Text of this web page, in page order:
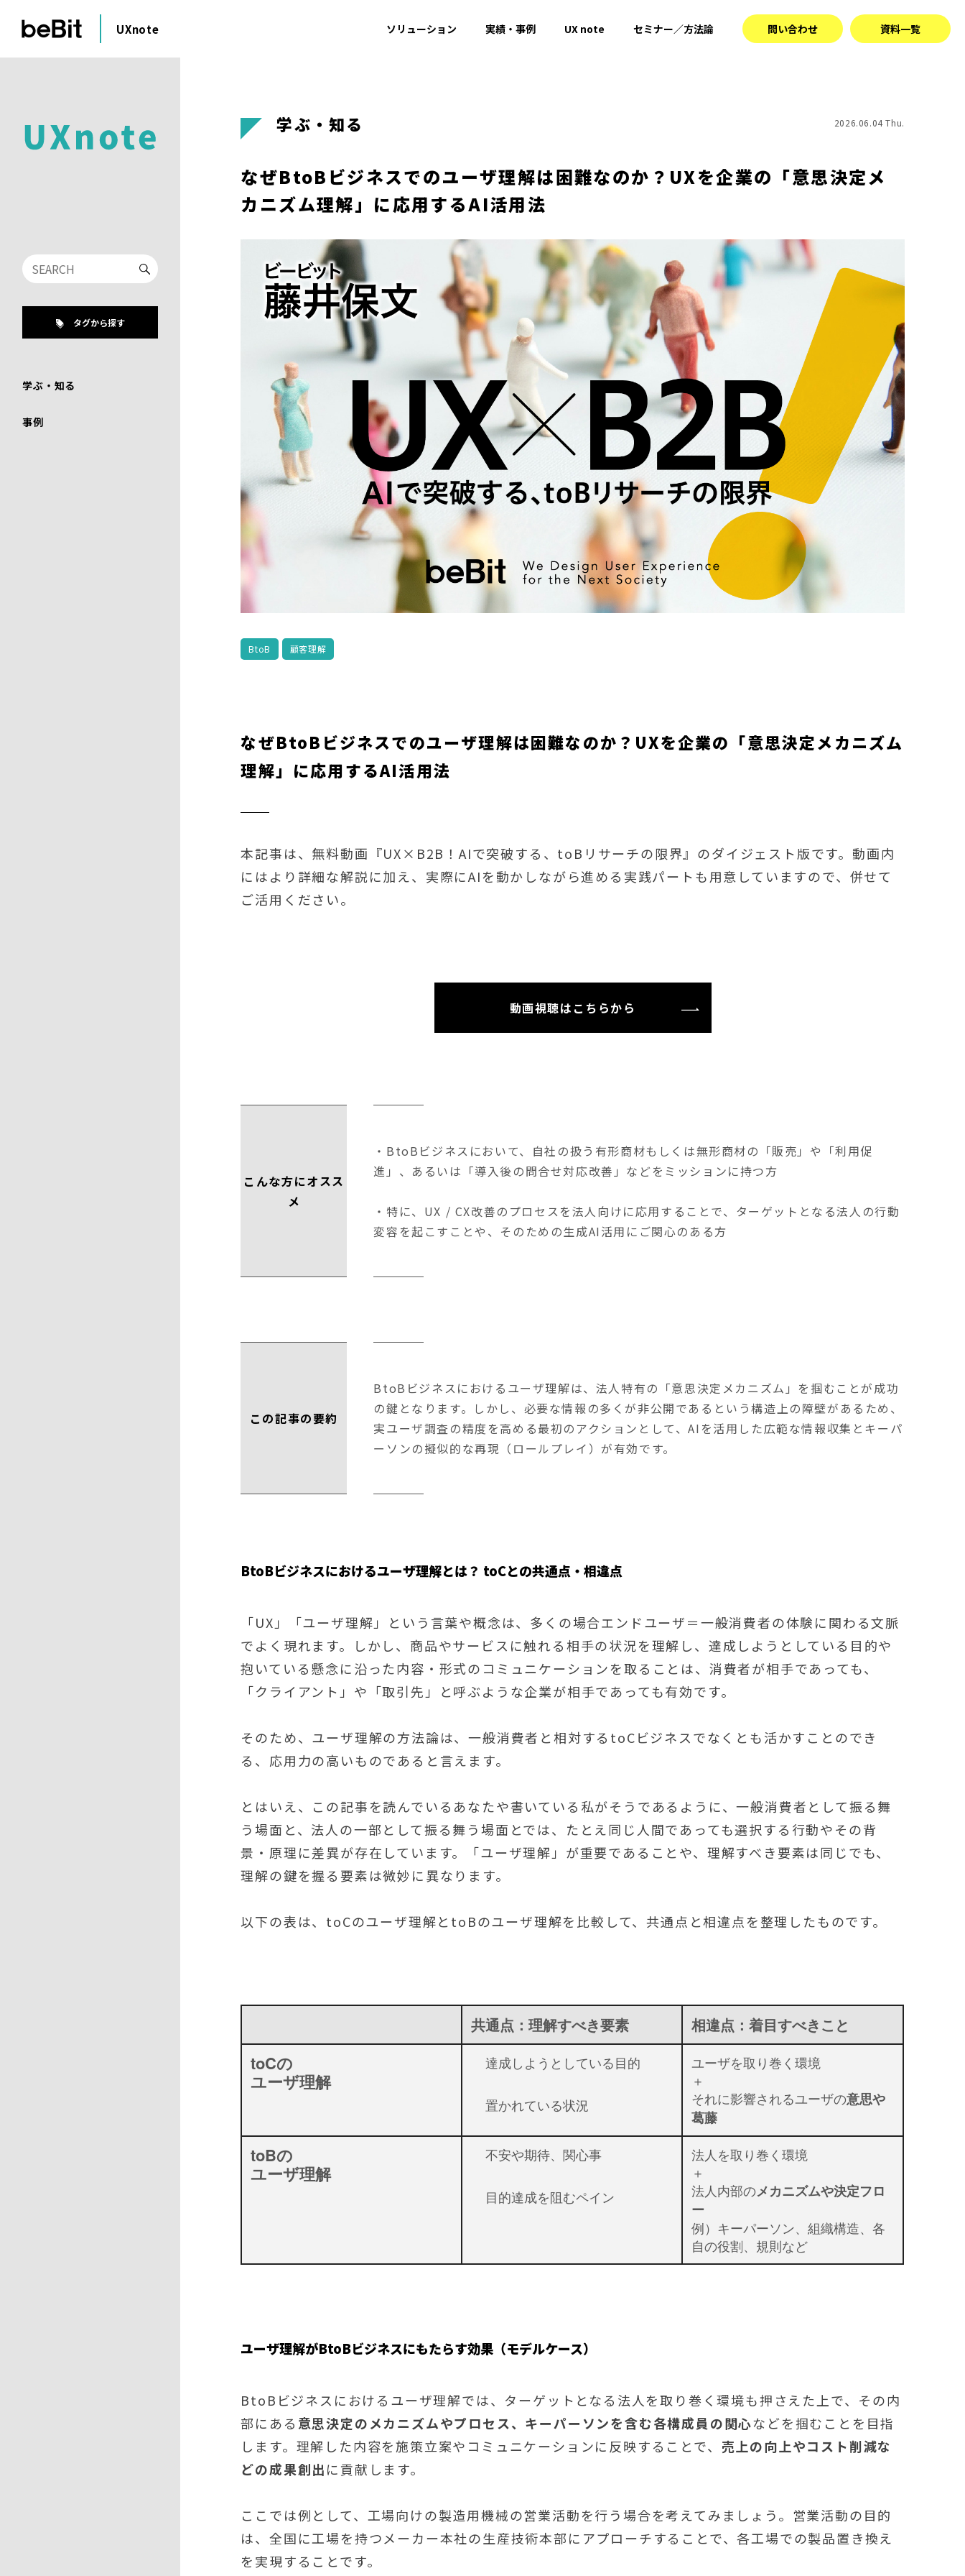
UXnote ソリューション 実績・事例 UX note セミナー／方法論 問い合わせ 資料一覧
タグから探す
学ぶ・知る
事例
学ぶ・知る
なぜBtoBビジネスでのユーザ理解は困難なのか？UXを企業の「意思決定メ
カニズム理解」に応用するAI活用法
2026.06.04 Thu.
BtoB 顧客理解
なぜBtoBビジネスでのユーザ理解は困難なのか？UXを企業の「意思決定メカニズム
理解」に応用するAI活用法
本記事は、無料動画『UX×B2B！AIで突破する、toBリサーチの限界』のダイジェスト版です。動画内
にはより詳細な解説に加え、実際にAIを動かしながら進める実践パートも用意していますので、併せて
ご活用ください。
動画視聴はこちらから
こんな方にオスス
メ
・BtoBビジネスにおいて、自社の扱う有形商材もしくは無形商材の「販売」や「利用促
進」、あるいは「導入後の問合せ対応改善」などをミッションに持つ方
・特に、UX / CX改善のプロセスを法人向けに応用することで、ターゲットとなる法人の行動
変容を起こすことや、そのための生成AI活用にご関心のある方
この記事の要約
BtoBビジネスにおけるユーザ理解は、法人特有の「意思決定メカニズム」を掴むことが成功
の鍵となります。しかし、必要な情報の多くが非公開であるという構造上の障壁があるため、
実ユーザ調査の精度を高める最初のアクションとして、AIを活用した広範な情報収集とキーパ
ーソンの擬似的な再現（ロールプレイ）が有効です。
BtoBビジネスにおけるユーザ理解とは？ toCとの共通点・相違点
「UX」「ユーザ理解」という言葉や概念は、多くの場合エンドユーザ＝一般消費者の体験に関わる文脈
でよく現れます。しかし、商品やサービスに触れる相手の状況を理解し、達成しようとしている目的や
抱いている懸念に沿った内容・形式のコミュニケーションを取ることは、消費者が相手であっても、
「クライアント」や「取引先」と呼ぶような企業が相手であっても有効です。
そのため、ユーザ理解の方法論は、一般消費者と相対するtoCビジネスでなくとも活かすことのでき
る、応用力の高いものであると言えます。
とはいえ、この記事を読んでいるあなたや書いている私がそうであるように、一般消費者として振る舞
う場面と、法人の一部として振る舞う場面とでは、たとえ同じ人間であっても選択する行動やその背
景・原理に差異が存在しています。「ユーザ理解」が重要であることや、理解すべき要素は同じでも、
理解の鍵を握る要素は微妙に異なります。
以下の表は、toCのユーザ理解とtoBのユーザ理解を比較して、共通点と相違点を整理したものです。
共通点：理解すべき要素 相違点：着目すべきこと
toCの
ユーザ理解
達成しようとしている目的
置かれている状況
ユーザを取り巻く環境
＋
それに影響されるユーザの意思や
葛藤
toBの
ユーザ理解
不安や期待、関心事
目的達成を阻むペイン
法人を取り巻く環境
＋
法人内部のメカニズムや決定フロ
ー
例）キーパーソン、組織構造、各
自の役割、規則など
ユーザ理解がBtoBビジネスにもたらす効果（モデルケース）
BtoBビジネスにおけるユーザ理解では、ターゲットとなる法人を取り巻く環境も押さえた上で、その内
部にある 意思決定のメカニズムやプロセス、キーパーソンを含む各構成員の関心などを掴むことを目指
します。理解した内容を施策立案やコミュニケーションに反映することで、 売上の向上やコスト削減な
どの成果創出に貢献します。
ここでは例として、工場向けの製造用機械の営業活動を行う場合を考えてみましょう。営業活動の目的
は、全国に工場を持つメーカー本社の生産技術本部にアプローチすることで、各工場での製品置き換え
を実現することです。